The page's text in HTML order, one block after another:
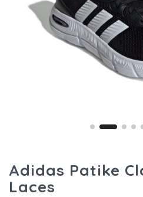
Adidas Patike
Laces